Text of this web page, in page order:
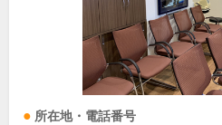
所在地・電話番号